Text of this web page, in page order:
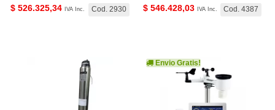
Cod. 2930
$ 526.325,34 IVA Inc. Cod. 4387
$ 546.428,03 IVA Inc.
Envio Gratis!